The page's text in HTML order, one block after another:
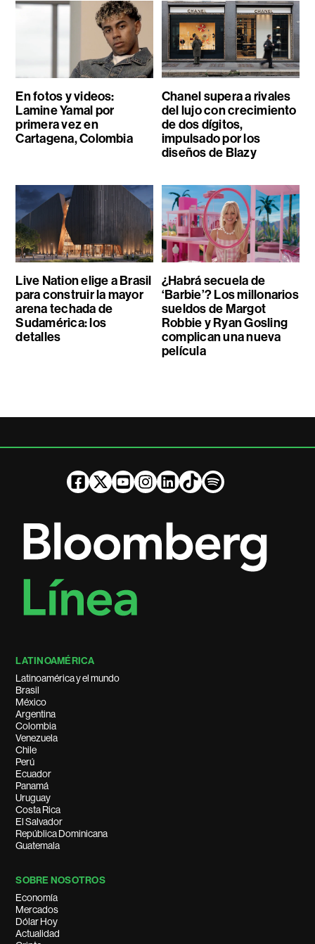
En fotos y videos:
Lamine Yamal por
primera vez en
Cartagena, Colombia
Chanel supera a rivales
del lujo con crecimiento
de dos dígitos,
impulsado por los
diseños de Blazy
Live Nation elige a Brasil
para construir la mayor
arena techada de
Sudamérica: los
detalles
¿Habrá secuela de
‘Barbie’? Los millonarios
sueldos de Margot
Robbie y Ryan Gosling
complican una nueva
película
LATINOAMÉRICA
Latinoamérica y el mundo
Brasil
México
Argentina
Colombia
Venezuela
Chile
Perú
Ecuador
Panamá
Uruguay
Costa Rica
El Salvador
República Dominicana
Guatemala
SOBRE NOSOTROS
Economía
Mercados
Dólar Hoy
Actualidad